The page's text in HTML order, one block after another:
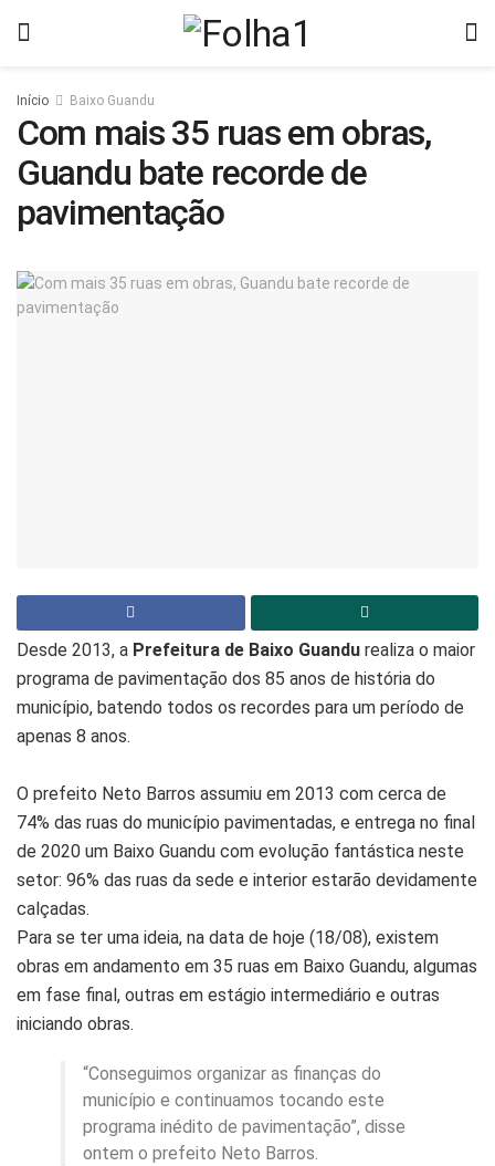
Início Baixo Guandu
Com mais 35 ruas em obras,
Guandu bate recorde de
pavimentação
Desde 2013, a Prefeitura de Baixo Guandu realiza o maior
programa de pavimentação dos 85 anos de história do
município, batendo todos os recordes para um período de
apenas 8 anos.
O prefeito Neto Barros assumiu em 2013 com cerca de
74% das ruas do município pavimentadas, e entrega no final
de 2020 um Baixo Guandu com evolução fantástica neste
setor: 96% das ruas da sede e interior estarão devidamente
calçadas.
Para se ter uma ideia, na data de hoje (18/08), existem
obras em andamento em 35 ruas em Baixo Guandu, algumas
em fase final, outras em estágio intermediário e outras
iniciando obras.
“Conseguimos organizar as finanças do
município e continuamos tocando este
programa inédito de pavimentação”, disse
ontem o prefeito Neto Barros.